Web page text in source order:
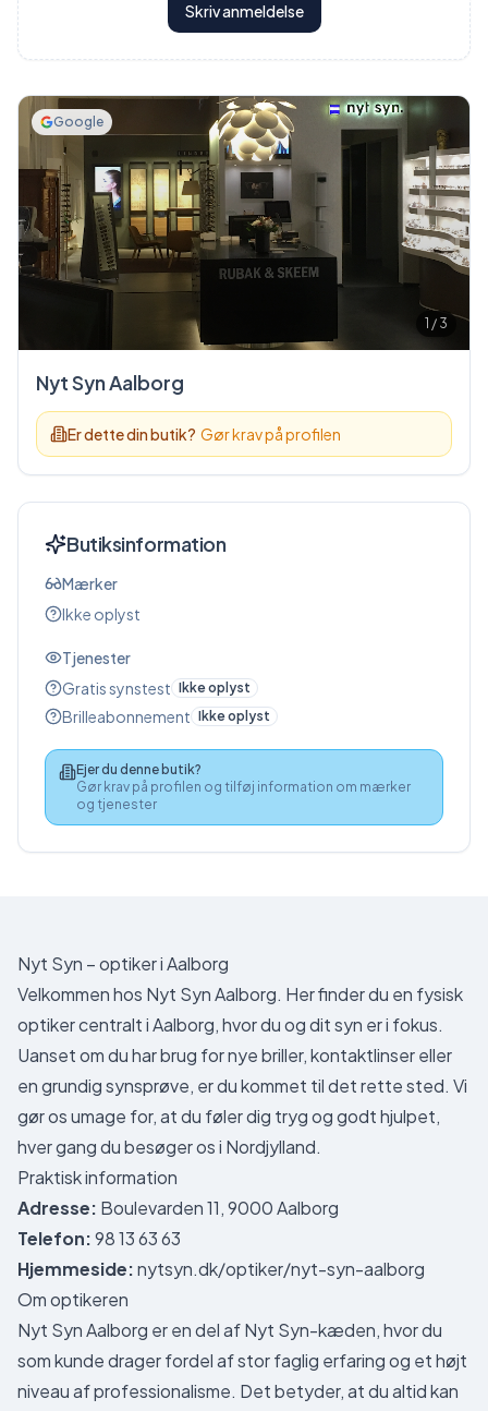
Skriv anmeldelse
1 / 3
Google
Nyt Syn Aalborg
Er dette din butik? Gør krav på profilen
Butiksinformation
Mærker
Ikke oplyst
Tjenester
Gratis synstest Ikke oplyst
Brilleabonnement Ikke oplyst
Ejer du denne butik?
Gør krav på profilen og tilføj information om mærker
og tjenester
Nyt Syn – optiker i Aalborg
Velkommen hos Nyt Syn Aalborg. Her finder du en fysisk
optiker centralt i Aalborg, hvor du og dit syn er i fokus.
Uanset om du har brug for nye briller, kontaktlinser eller
en grundig synsprøve, er du kommet til det rette sted. Vi
gør os umage for, at du føler dig tryg og godt hjulpet,
hver gang du besøger os i Nordjylland.
Praktisk information
Adresse: Boulevarden 11, 9000 Aalborg
Telefon:98 13 63 63
Hjemmeside:nytsyn.dk/optiker/nyt-syn-aalborg
Om optikeren
Nyt Syn Aalborg er en del af Nyt Syn-kæden, hvor du
som kunde drager fordel af stor faglig erfaring og et højt
niveau af professionalisme. Det betyder, at du altid kan